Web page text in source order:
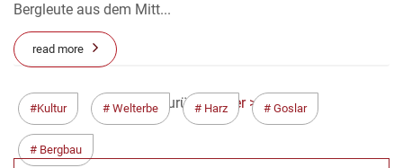
Bergleute aus dem Mitt...
read more
Kultur Welterbe Harz Goslar
Bergbau
< ZurückWeiter >